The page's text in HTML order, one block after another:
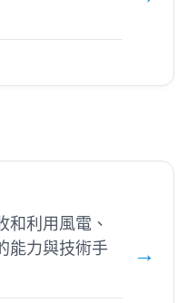
和利用風電、
能力與技術手